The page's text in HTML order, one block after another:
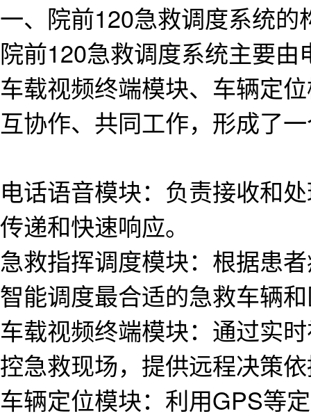
一、院前120急救调度系统的
院前120急救调度系统主要
车载视频终端模块、车辆定
互协作、共同工作，形成了
电话语音模块：负责接收和
传递和快速响应。
急救指挥调度模块：根据患
智能调度最合适的急救车辆
车载视频终端模块：通过实
控急救现场，提供远程决策
车辆定位模块：利用GPS等